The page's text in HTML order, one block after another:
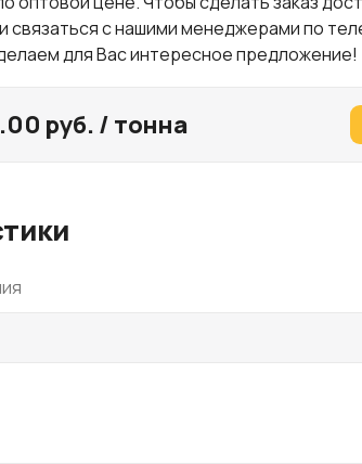
связаться с нашими менеджерами по
для Вас интересное предложение!
руб. / тонна